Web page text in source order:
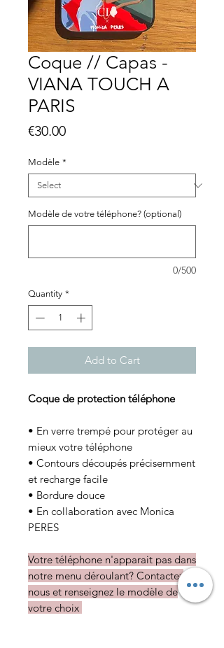
Coque // Capas -
VIANA TOUCH A
PARIS
€30.00Price
Modèle *
Modèle de votre téléphone? (optional)
0/500
Quantity *
Add to Cart
Coque de protection téléphone
• En verre trempé pour protéger au
mieux votre téléphone
• Contours découpés précisemment
et recharge facile
• Bordure douce
• En collaboration avec Monica
PERES
Votre téléphone n'apparait pas dans
notre menu déroulant? Contactez
nous et renseignez le modèle de
votre choix